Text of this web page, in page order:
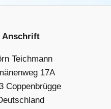
Anschrift
Teichmann
17A
Coppenbrügge